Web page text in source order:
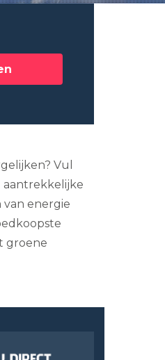
Vul
aantrekkelijke
energie
groene